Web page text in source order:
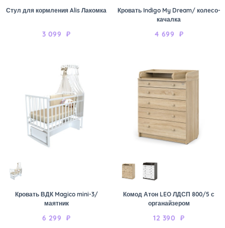
Стул для кормления Alis Лакомка
3 099 ₽
Кровать Indigo My Dream/ колесо-
качалка
4 699 ₽
Кровать ВДК Magico mini-3/
маятник
6 299 ₽
Комод Атон LEO ЛДСП 800/5 с
органайзером
12 390 ₽